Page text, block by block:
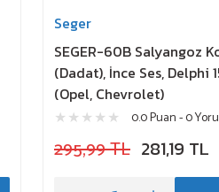
Seger
SEGER-60B Salyangoz
(Dadat), İnce Ses, Delphi
(Opel, Chevrolet)
0.0 Puan - 0
295,99 TL 281,19 TL